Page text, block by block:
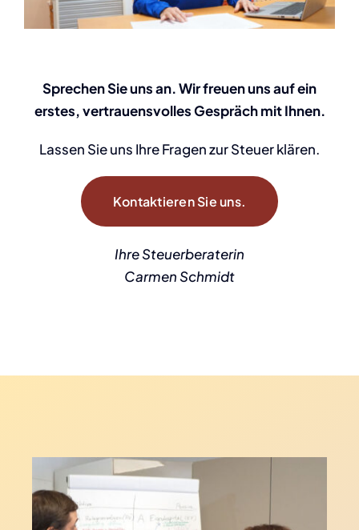
Sprechen Sie uns an. Wir freuen uns auf ein
erstes, vertrauensvolles Gespräch mit Ihnen.
Lassen Sie uns Ihre Fragen zur Steuer klären.
Kontaktieren Sie uns.
Ihre Steuerberaterin
Carmen Schmidt